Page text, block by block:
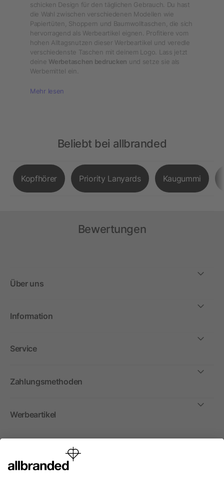
schicken Design für den täglichen Gebrauch. Du hast
die Wahl zwischen verschiedenen Modellen wie
Papiertüten, Shoppern und Baumwolltaschen, die sich
hervorragend als Werbeartikel eignen. Profitiere vom
hohen Alltagsnutzen dieser Werbeartikel und veredle
verschiedenste Taschen mit deinem Logo. Lass jetzt
deine Werbetaschen bedrucken und setze sie als
Werbemittel ein.
Mehr lesen
Beliebt bei allbranded
Kopfhörer Priority Lanyards Kaugummi
Bewertungen
Über uns
Information
Service
Zahlungsmethoden
Werbeartikel
International